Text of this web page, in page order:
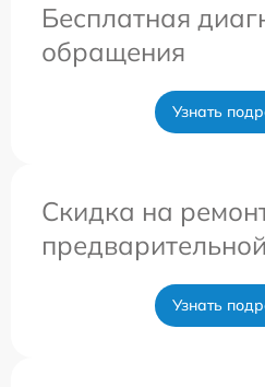
Бесплатная
обращения
Узнать
Скидка на
Узнать